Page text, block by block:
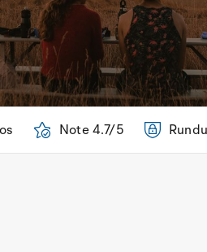
Note 4.7/5